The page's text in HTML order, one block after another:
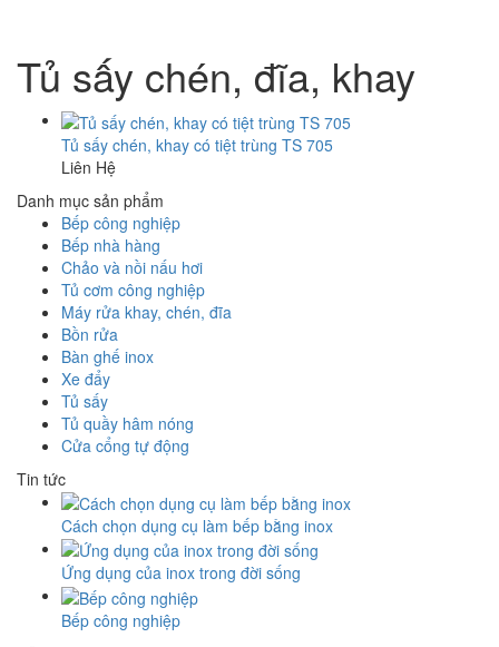
Tủ sấy chén, đĩa, khay
Tủ sấy chén, khay có tiệt trùng TS 705
Liên Hệ
Danh mục sản phẩm
Bếp công nghiệp
Bếp nhà hàng
Chảo và nồi nấu hơi
Tủ cơm công nghiệp
Máy rửa khay, chén, đĩa
Bồn rửa
Bàn ghế inox
Xe đẩy
Tủ sấy
Tủ quầy hâm nóng
Cửa cổng tự động
Tin tức
​Cách chọn dụng cụ làm bếp bằng inox
​Ứng dụng của inox trong đời sống
​Bếp công nghiệp